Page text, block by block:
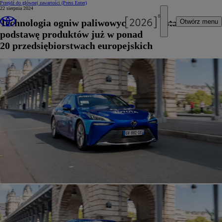
Przejdź do głównej zawartości (Press Enter)
Otwórz menu
22 sierpnia 2024
Technologia ogniw paliwowych Toyoty stanowi
podstawę produktów już w ponad
20 przedsiębiorstwach europejskich